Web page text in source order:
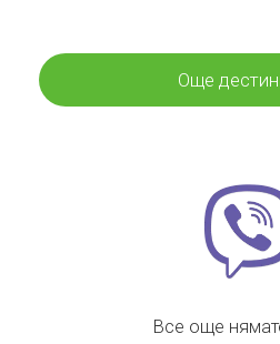
Още
Все още